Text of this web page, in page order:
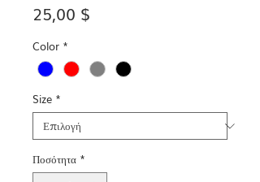
25,00 $
Color *
Size *
Ποσότητα *